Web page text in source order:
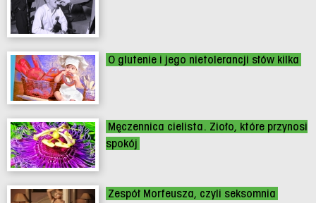
O glutenie i jego nietolerancji słów kilka
Męczennica cielista. Zioło, które przynosi
spokój
Zespół Morfeusza, czyli seksomnia